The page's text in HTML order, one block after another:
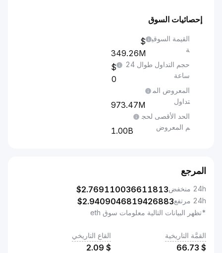
إحصائيات السوق
القيمة السوقي
ة
349.26M
حجم التداول طوال 24
ساعة
0
المعروض الم
تداول
973.47M
الحد الأقصى لحج
م المعروض
1.00B
المرجع
24h منخفض $2.769110036611813
24h مرتفع $2.9409046819426883
*تظهر البيانات التالية معلومات سوق eth
القمَّة التاريخية
$
66.73
القاع التاريخي
$
2.09